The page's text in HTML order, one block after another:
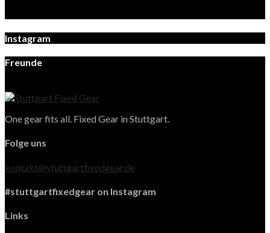
Instagram
Freunde
One gear fits all. Fixed Gear in Stuttgart.
Folge uns
kontakt@stuttgartfixedgear.de
#stuttgartfixedgear on Instagram
Links